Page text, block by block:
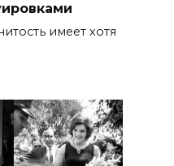
имеет хотя